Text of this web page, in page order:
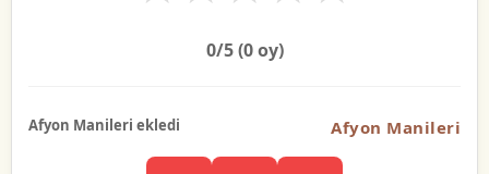
0/5 (0oy)
Afyon Manileri ekledi Afyon Manileri